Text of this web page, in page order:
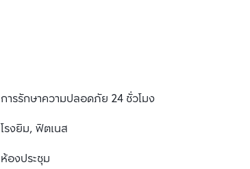
การรักษาความปลอดภัย 24 ชั่วโมง
โรงยิม, ฟิตเนส
ห้องประชุม